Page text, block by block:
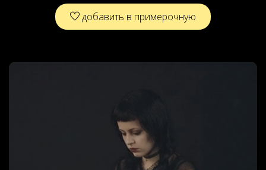
добавить в примерочную